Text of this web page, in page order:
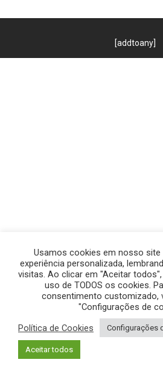
[addtoany]
© GEGE PRODUÇÕES – TODOS OS
POLÍTICA DE PRIVACIDADE
Usamos cookies em nosso
experiência personalizada,
visitas. Ao clicar em "Aceitar
uso de TODOS os cookies.
consentimento customizado,
"Configurações de
Política de Cookies
Configurações
Aceitar todos